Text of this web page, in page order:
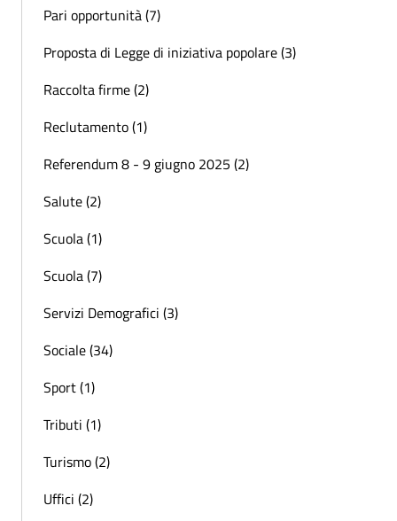
Pari opportunità (7)
Proposta di Legge di iniziativa popolare (3)
Raccolta firme (2)
Reclutamento (1)
Referendum 8 - 9 giugno 2025 (2)
Salute (2)
Scuola (1)
Scuola (7)
Servizi Demografici (3)
Sociale (34)
Sport (1)
Tributi (1)
Turismo (2)
Uffici (2)